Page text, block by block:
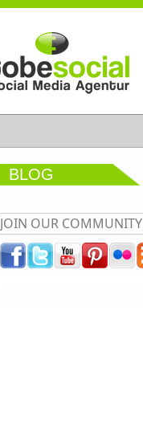
BLOG
JOIN OUR COMMUNITY